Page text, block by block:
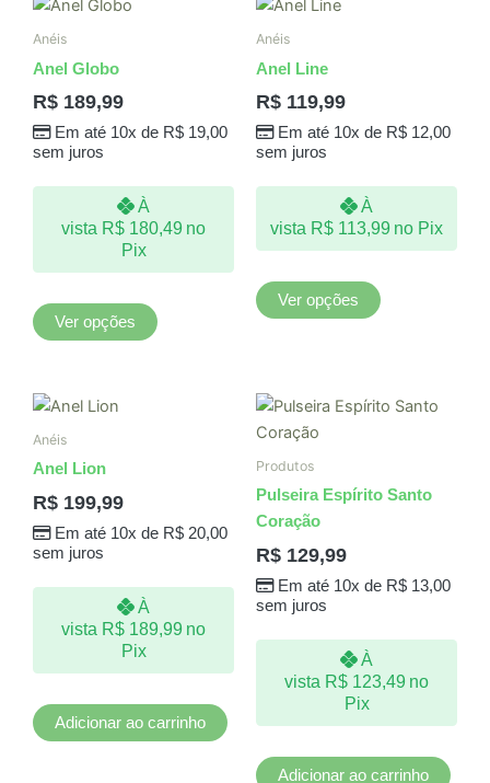
Anéis
Anel Globo
R$ 189,99
Em até 10x de R$19,00
sem juros
À
vista R$180,49 no
Pix
Ver opções
As
podem
escolhidas
do
Anéis
Anel Line
R$ 119,99
Em até 10x de R$12,00
sem juros
À
vista R$113,99 no Pix
Ver opções
As
podem
escolhidas
página
Anéis
Anel Lion
R$ 199,99
Em até 10x de R$20,00
sem juros
À
vista R$189,99 no
Pix
Adicionar ao carrinho
Produtos
Pulseira Espírito Santo
Coração
R$ 129,99
Em até 10x de R$13,00
sem juros
À
vista R$123,49 no
Pix
Adicionar ao carrinho